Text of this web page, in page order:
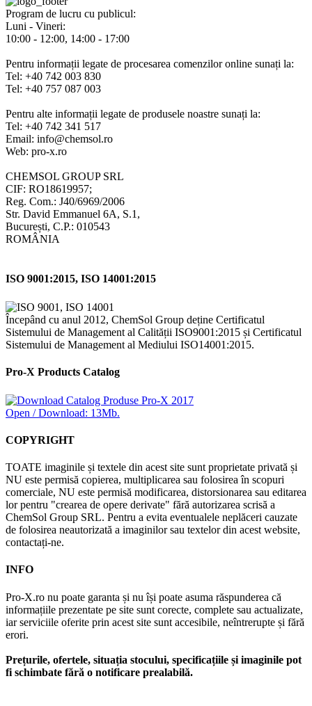
mail:
Program de lucru cu publicul:
Luni - Vineri:
10:00 - 12:00, 14:00 - 17:00
Pentru informații legate de procesarea comenzilor online sunați la:
Tel: +40 742 003 830
Tel: +40 757 087 003
Pentru alte informații legate de produsele noastre sunați la:
Tel: +40 742 341 517
Email: info@chemsol.ro
Web: pro-x.ro
CHEMSOL GROUP SRL
CIF: RO18619957;
Reg. Com.: J40/6969/2006
Str. David Emmanuel 6A, S.1,
București, C.P.: 010543
ROMÂNIA
ISO 9001:2015, ISO 14001:2015
Începând cu anul 2012, ChemSol Group deține Certificatul
Sistemului de Management al Calității ISO9001:2015 și Certificatul
Sistemului de Management al Mediului ISO14001:2015.
Pro-X Products Catalog
Open / Download: 13Mb.
COPYRIGHT
TOATE imaginile și textele din acest site sunt proprietate privată și
NU este permisă copierea, multiplicarea sau folosirea în scopuri
comerciale, NU este permisă modificarea, distorsionarea sau editarea
lor pentru "crearea de opere derivate" fără autorizarea scrisă a
ChemSol Group SRL. Pentru a evita eventualele neplăceri cauzate
de folosirea neautorizată a imaginilor sau textelor din acest website,
contactați-ne.
INFO
Pro-X.ro nu poate garanta și nu își poate asuma răspunderea că
informațiile prezentate pe site sunt corecte, complete sau actualizate,
iar serviciile oferite prin acest site sunt accesibile, neîntrerupte și fără
erori.
Prețurile, ofertele, situația stocului, specificațiile și imaginile pot
fi schimbate fără o notificare prealabilă.